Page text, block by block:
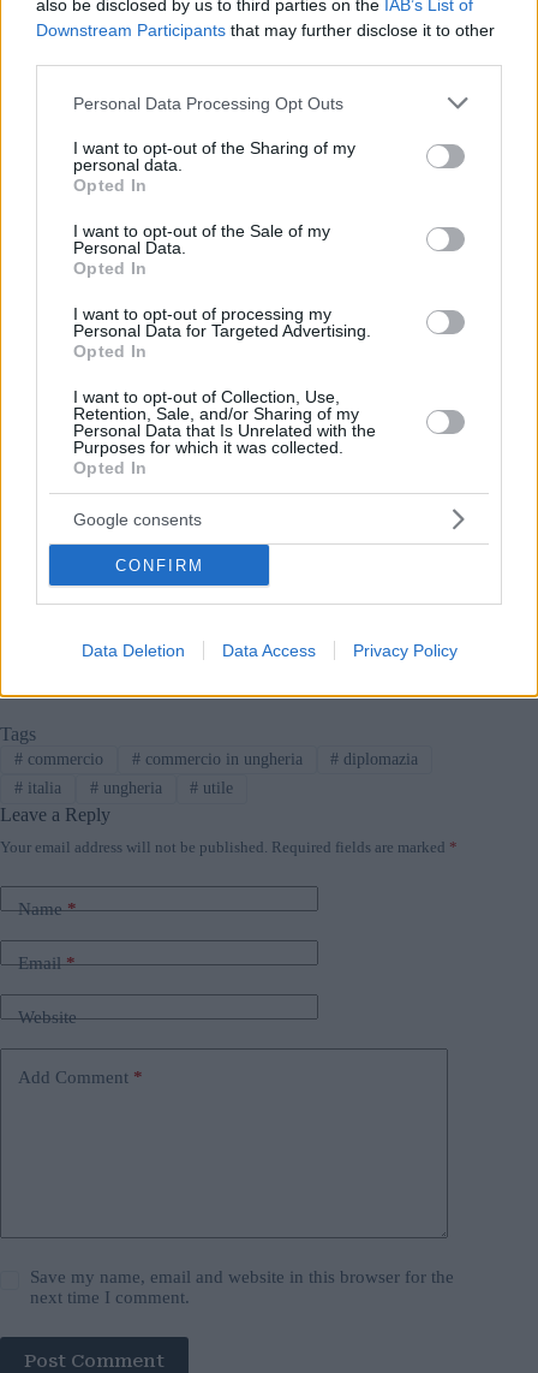
also be disclosed by us to third parties on the IAB’s List of
Downstream Participants that may further disclose it to other
Please note that this website/app uses one or more Google
not limited to your visit or usage behaviour. You may click to
grant or deny consent to Google and its third-party tags to
use your data for below specified purposes in below Google
consent section.
Personal Data Processing Opt Outs
I want to opt-out of the Sharing of my
personal data.
Opted In
I want to opt-out of the Sale of my
Personal Data.
Opted In
I want to opt-out of processing my
Personal Data for Targeted Advertising.
Opted In
I want to opt-out of Collection, Use,
Retention, Sale, and/or Sharing of my
Personal Data that Is Unrelated with the
Purposes for which it was collected.
Opted In
Google consents
CONFIRM
Data Deletion Data Access Privacy Policy
aziende italiane
sottolineando che l’internazionalizzazione non dipende solo
dall’accesso agli strumenti finanziari, ma richiede anche una
conoscenza approfondita dei mercati, la costruzione di
prospettiva, la collaborazione tra SIMEST e la CCIU
rappresenta un asset strategico per sostenere le aziende
italiane non solo nel loro ingresso nei mercati esteri, ma anche
anche sottolineato il ruolo della Camera come punto di
riferimento operativo per le aziende interessate ad accedere
agli strumenti SIMEST, attraverso l’orientamento, l’assistenza
più adatte per la crescita aziendale e l’espansione
internazionale.
L’iniziativa ha confermato l’impegno comune delle istituzioni
coinvolte a rafforzare il dialogo con la comunità
imprenditoriale, promuovendo un approccio integrato per
sostenere l’internazionalizzazione delle aziende italiane in
Tags
#commercio #commercio in ungheria # diplomazia
#italia #ungheria # utile
Leave a Reply
Your email address will not be published. Required fields are marked *
Name*
Email*
Website
Add Comment *
Save my name, email and website in this browser for the
next time I comment.
Post Comment